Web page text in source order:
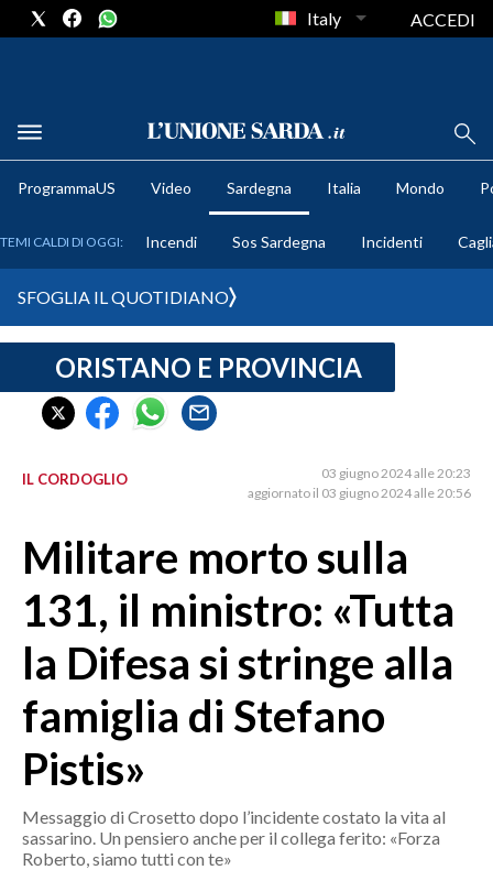
METEO
CRONACA SARDEGNA
CAGLIARI
SULCIS IGLESIENTE
SASSARI E PROVINCIA
GALLURA
NUORO E PROVINCIA
OGLIASTRA
AGENDA
CRONACA
ITALIA
MONDO
Italy ACCEDI
ProgrammaUS Video Sardegna Italia Mondo
TEMI CALDI DI OGGI: Incendi Sos Sardegna Incidenti
SFOGLIA IL QUOTIDIANO
ORISTANO E PROVINCIA
IL CORDOGLIO
03 giugno 2024 alle 20:23
aggiornato il 03 giugno 2024 alle 20:56
Militare morto sulla
131, il ministro: «Tutta
la Difesa si stringe alla
famiglia di Stefano
Pistis»
Messaggio di Crosetto dopo l’incidente costato la vita al
sassarino. Un pensiero anche per il collega ferito: «Forza
Roberto, siamo tutti con te»